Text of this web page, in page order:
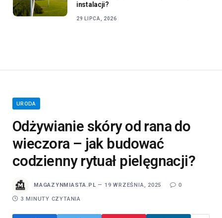
instalacji?
29 LIPCA, 2026
URODA
Odżywianie skóry od rana do
wieczora – jak budować
codzienny rytuał pielęgnacji?
MAGAZYNMIASTA.PL 19 WRZEŚNIA, 2025 0
3 MINUTY CZYTANIA